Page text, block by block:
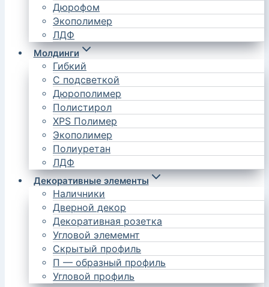
Дюрофом
Экополимер
ЛДФ
Молдинги
Гибкий
С подсветкой
Дюрополимер
Полистирол
XPS Полимер
Экополимер
Полиуретан
ЛДФ
Декоративные элементы
Наличники
Дверной декор
Декоративная розетка
Угловой элемемнт
Скрытый профиль
П — образный профиль
Угловой профиль